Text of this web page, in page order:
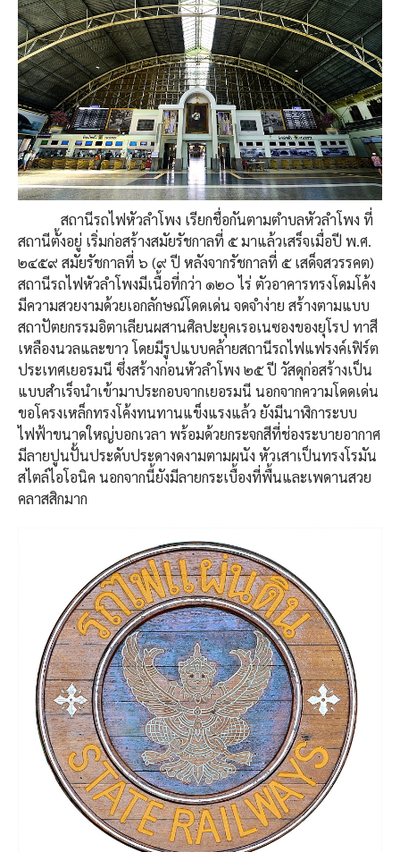
สถานีรถไฟหัวลำโพง เรียกชื่อกันตามตำบลหัวลำโพง ที่
สถานีตั้งอยู่ เริ่มก่อสร้างสมัยรัชกาลที่ ๕ มาแล้วเสร็จเมื่อปี พ.ศ.
๒๔๕๙ สมัยรัชกาลที่ ๖ (๙ ปี หลังจากรัชกาลที่ ๕ เสด็จสวรรคต)
สถานีรถไฟหัวลำโพงมีเนื้อที่กว่า ๑๒๐ ไร่ ตัวอาคารทรงโดมโค้ง
มีความสวยงามด้วยเอกลักษณ์โดดเด่น จดจำง่าย สร้างตามแบบ
สถาปัตยกรรมอิตาเลียนผสานศิลปะยุคเรอเนซองของยุโรป ทาสี
เหลืองนวลและขาว โดยมีรูปแบบคล้ายสถานีรถไฟแฟรงค์เฟิร์ต
ประเทศเยอรมนี ซึ่งสร้างก่อนหัวลำโพง ๒๕ ปี วัสดุก่อสร้างเป็น
แบบสำเร็จนำเข้ามาประกอบจากเยอรมนี นอกจากความโดดเด่น
ขอโครงเหล็กทรงโค้งทนทานแข็งแรงแล้ว ยังมีนาฬิการะบบ
ไฟฟ้าขนาดใหญ่บอกเวลา พร้อมด้วยกระจกสีที่ช่องระบายอากาศ
มีลายปูนปั้นประดับประดางดงามตามผนัง หัวเสาเป็นทรงโรมัน
สไตล์ไอโอนิค นอกจากนี้ยังมีลายกระเบื้องที่พื้นและเพดานสวย
คลาสสิกมาก